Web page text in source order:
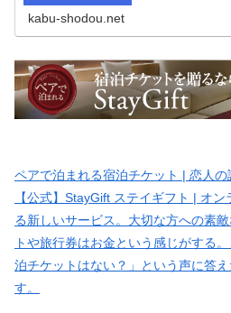
kabu-shodou.net
ペアで泊まれる宿泊チケット | 恋人
【公式】StayGift ステイギフト | オ
る新しいサービス。大切な方への素
トや旅行券はお金という感じがする
泊チケットはない？」という声に答
す。